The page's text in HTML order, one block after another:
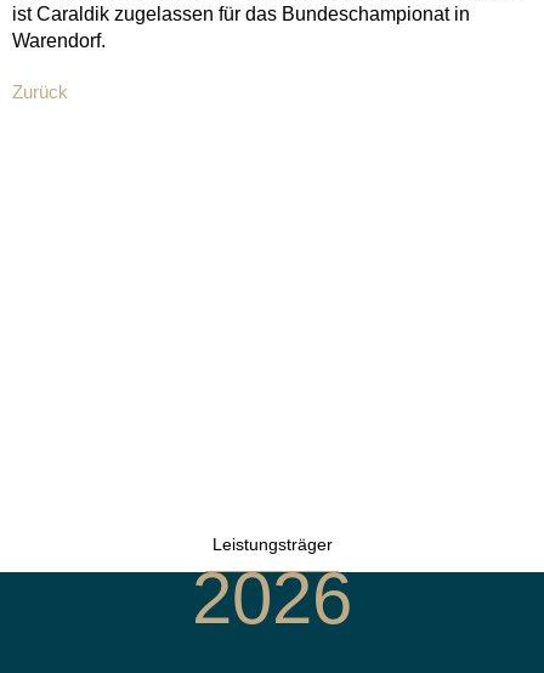
ist Caraldik zugelassen für das Bundeschampionat in
Warendorf.
Zurück
Leistungsträger
2026